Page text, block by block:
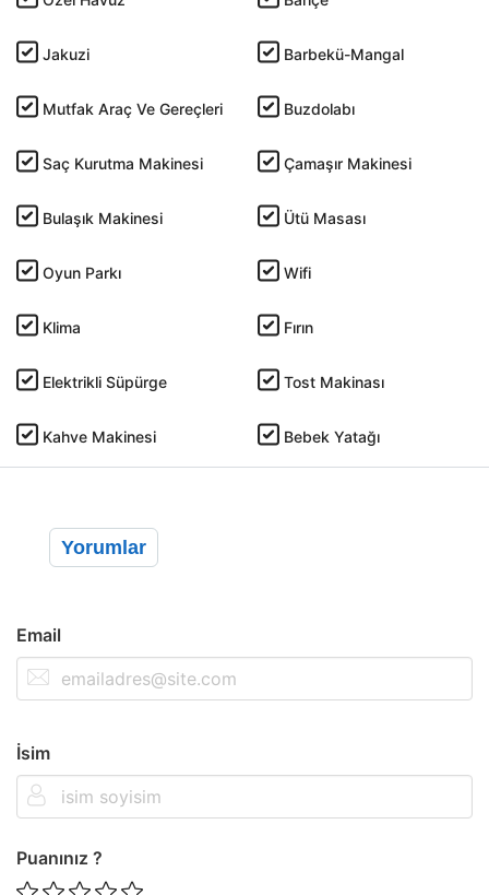
Jakuzi Barbekü-Mangal
Mutfak Araç Ve Gereçleri Buzdolabı
Saç Kurutma Makinesi Çamaşır Makinesi
Bulaşık Makinesi Ütü Masası
Oyun Parkı Wifi
Klima Fırın
Elektrikli Süpürge Tost Makinası
Kahve Makinesi Bebek Yatağı
Yorumlar
Email
İsim
Puanınız ?